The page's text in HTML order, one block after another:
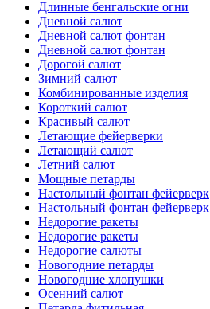
Длинные бенгальские огни
Дневной салют
Дневной салют фонтан
Дневной салют фонтан
Дорогой салют
Зимний салют
Комбинированные изделия
Короткий салют
Красивый салют
Летающие фейерверки
Летающий салют
Летний салют
Мощные петарды
Настольный фонтан фейерверк
Настольный фонтан фейерверк
Недорогие ракеты
Недорогие ракеты
Недорогие салюты
Новогодние петарды
Новогодние хлопушки
Осенний салют